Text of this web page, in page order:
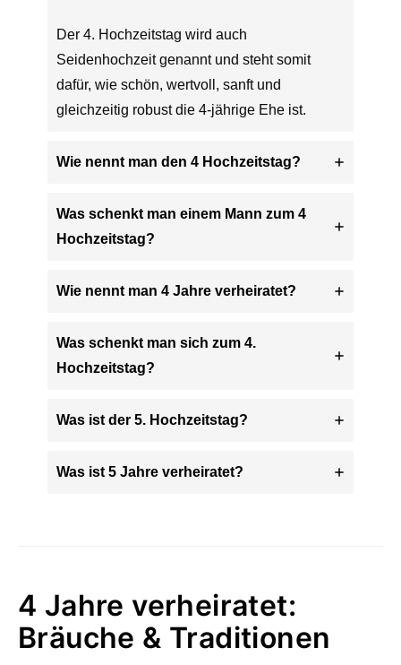
Der 4. Hochzeitstag wird auch
Seidenhochzeit genannt und steht somit
dafür, wie schön, wertvoll, sanft und
gleichzeitig robust die 4-jährige Ehe ist.
Wie nennt man den 4 Hochzeitstag?
Was schenkt man einem Mann zum 4
Hochzeitstag?
Wie nennt man 4 Jahre verheiratet?
Was schenkt man sich zum 4.
Hochzeitstag?
Was ist der 5. Hochzeitstag?
Was ist 5 Jahre verheiratet?
4 Jahre verheiratet:
Bräuche & Traditionen